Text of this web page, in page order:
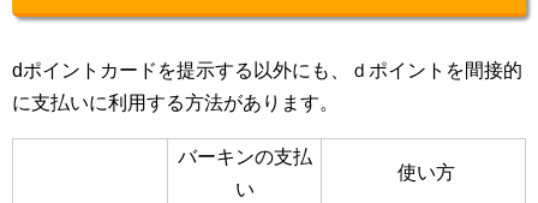
dポイントカードを提示する以外にも、ｄポイントを間接的
に支払いに利用する方法があります。
バーキンの支払
い
使い方